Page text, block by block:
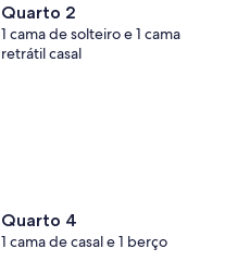
Quarto 2
1 cama de solteiro e 1 cama
retrátil casal
Quarto 4
1 cama de casal e 1 berço